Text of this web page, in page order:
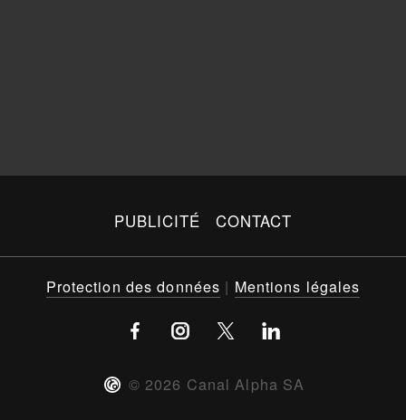
PUBLICITÉ CONTACT
© 2026 Canal Alpha SA
Protection des données | Mentions légales